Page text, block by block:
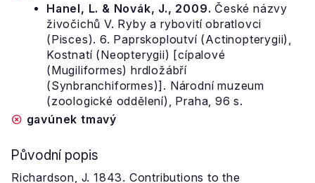
Hanel, L. & Novák, J., 2009. České názvy
živočichů V. Ryby a rybovití obratlovci
(Pisces). 6. Paprskoploutví (Actinopterygii),
Kostnatí (Neopterygii) [cípalové
(Mugiliformes) hrdložábří
(Synbranchiformes)]. Národní muzeum
(zoologické oddělení), Praha, 96 s.
gavúnek tmavý
Původní popis
Richardson, J. 1843. Contributions to the